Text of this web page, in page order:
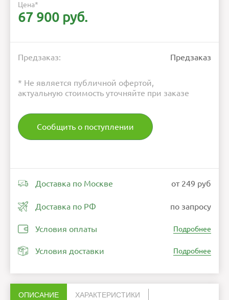
Цена*
67 900 руб.
Предзаказ: Предзаказ
* Не является публичной офертой,
актуальную стоимость уточняйте при заказе
Сообщить о поступлении
Доставка по Москве от 249 руб
Доставка по РФ по запросу
Условия оплаты Подробнее
Условия доставки Подробнее
ОПИСАНИЕ ХАРАКТЕРИСТИКИ